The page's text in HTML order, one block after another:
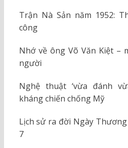
Trận Nà Sản năm 1952:
công
Nhớ về ông Võ Văn Kiệt –
người
Nghệ thuật ‘vừa đánh
kháng chiến chống Mỹ
Lịch sử ra đời Ngày
7